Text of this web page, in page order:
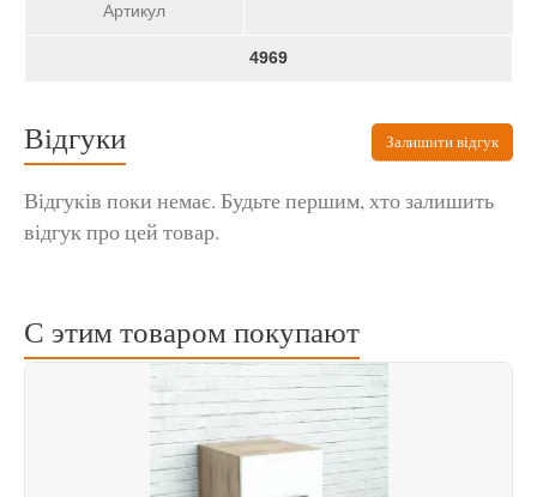
Артикул
4969
Відгуки Залишити відгук
Відгуків поки немає. Будьте першим, хто залишить
відгук про цей товар.
С этим товаром покупают